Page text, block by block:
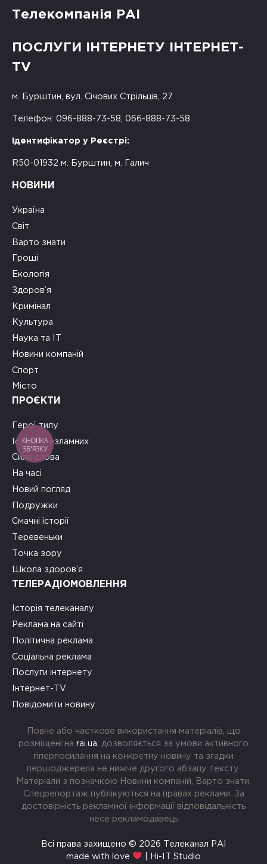
Телекомпанія РАІ
ПОСЛУГИ ІНТЕРНЕТУ ІНТЕРНЕТ-
TV
м. Бурштин, вул. Січових Стрільців, 27
Телефон: 096-888-73-58, 066-888-73-58
Ідентифікатор у Реєстрі:
R50-01932 м. Бурштин, м. Галич
НОВИНИ
Україна
Світ
Варто знати
Гроші
Екологія
Здоров’я
Кримінал
Культура
Наука та ІТ
Новини компаній
Спорт
Місто
ПРОЄКТИ
Герої тилу
Історії Незламних
Сила слова
На часі
Новий погляд
Подружки
Смачні історії
Теревеньки
Точка зору
Школа здоров’я
ТЕЛЕРАДІОМОВЛЕННЯ
Історія телеканалу
Реклама на сайті
Політична реклама
Соціальна реклама
Послуги інтернету
Інтернет-TV
Повідомити новину
Повне або часткове використання матеріалів, що
розміщені на rai.ua , дозволяється за умови активного
гіперпосилання на конкретну новину та згадки
першоджерела не нижче другого абзацу тексту.
Матеріали з позначкою Новини компаній, Варто знати,
Спецрепортаж публікуються на правах реклами. За
достовірність рекламної інформації відповідальність
несе рекламодавець
Всі права захищено © 2026 Телеканал РАІ
made with love
| Hi-IT Studio
КНОПКА
ЗВ'ЯЗКУ